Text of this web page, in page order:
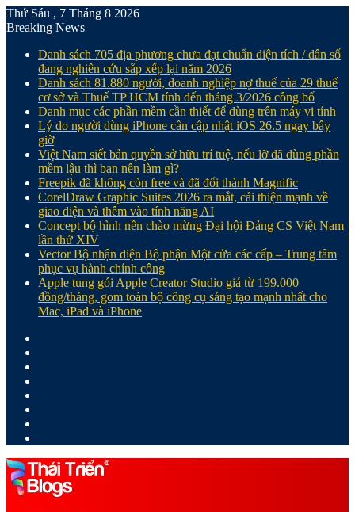
Thứ Sáu , 7 Tháng 8 2026
Breaking News
Danh sách 705 địa phương chưa đạt chuẩn diện tích / dân số
đang nghiên cứu sắp xếp lại năm 2026
Danh sách 81.880‬ người, doanh nghiệp nợ thuế của 29 thuế
cơ sở và Thuế TP HCM tính đến tháng 3/2026 công bố
Danh mục các phần mềm cần thiết để dùng trên máy vi tính
Lý do người dùng iPhone cần cập nhật iOS 26.5 ngay bây
giờ
Việt Nam siết bản quyền sở hữu trí tuệ, nếu lỡ đã dùng phần
mềm lậu thì bạn nên làm gì?
Freepik đã không còn free và đã đổi thành Magnific
CorelDraw Graphic Suites 2026 ra mắt, cải thiện mạnh về
giao diện và thêm vào tính năng AI
Concept bộ hình nền chào mừng Đại hội Đảng CS Việt Nam
lần thứ XIV
Vector Bộ nhận diện Bộ phận Một cửa các cấp – Trung tâm
phục vụ hành chính công
Apple tung gói Apple Creator Studio giá từ 199.000
đồng/tháng, gom toàn bộ công cụ sáng tạo mạnh nhất cho
Mac, iPad và iPhone